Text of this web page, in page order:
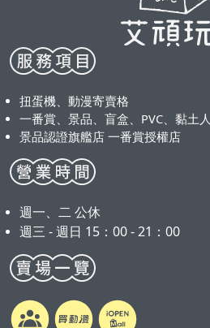
扭蛋機、動漫寄賣格
一番賞、景品、盲盒、PVC、黏土人
景品認證旗艦店 一番賞授權店
週一、二 公休
週三 - 週日 15：00 - 21：00